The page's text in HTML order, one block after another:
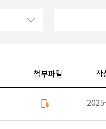
첨부파일 작